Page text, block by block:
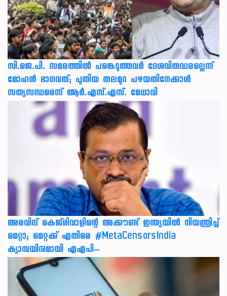
സി.ജെ.പി. സമരത്തിൽ പങ്കെടുത്തവർ ദേശവിരുദ്ധരല്ലെന്ന്
മോഹൻ ഭാഗവത്; പുതിയ തലമുറ പഴയതിനേക്കാൾ
സത്യസന്ധരെന്ന് ആർ.എസ്.എസ്. മേധാവി
അരവിന്ദ് കെജ്‌രിവാളിന്റെ അക്കൗണ്ട് ഇന്ത്യയിൽ നിയന്ത്രിച്ച്
മെറ്റാ; മെറ്റക്ക് എതിരെ #MetaCensorsIndia
ക്യാമ്പയിനുമായി എഎപി…